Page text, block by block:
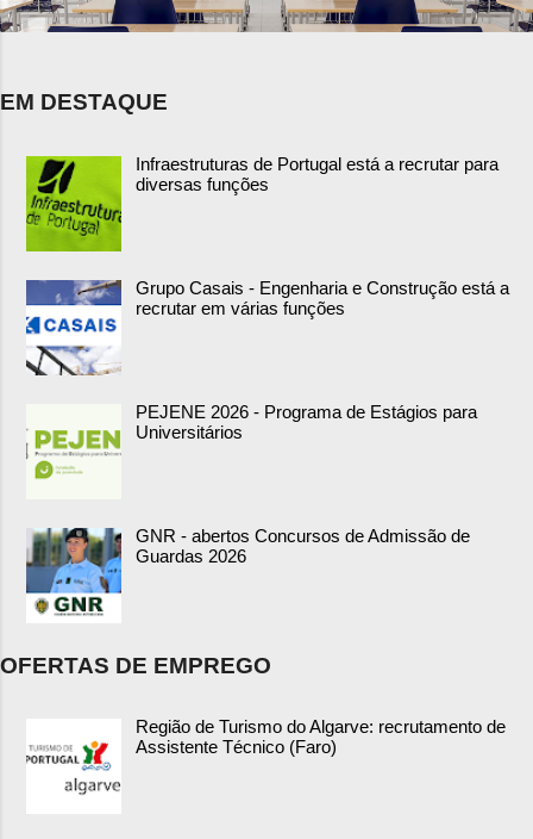
EM DESTAQUE
Infraestruturas de Portugal está a recrutar para
diversas funções
Grupo Casais - Engenharia e Construção está a
recrutar em várias funções
PEJENE 2026 - Programa de Estágios para
Universitários
GNR - abertos Concursos de Admissão de
Guardas 2026
OFERTAS DE EMPREGO
Região de Turismo do Algarve: recrutamento de
Assistente Técnico (Faro)